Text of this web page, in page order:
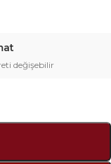
değişebilir